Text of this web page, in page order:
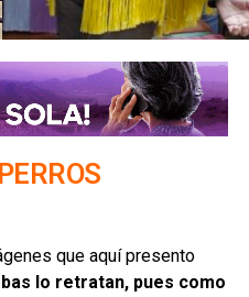
que aquí presento
lo retratan, pues como